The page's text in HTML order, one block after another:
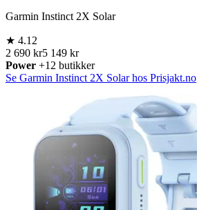
Garmin Instinct 2X Solar
★ 4.12
2 690 kr5 149 kr
Power +12 butikker
Se Garmin Instinct 2X Solar hos Prisjakt.no